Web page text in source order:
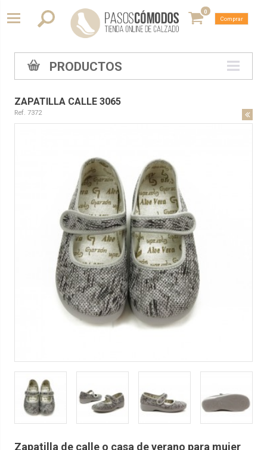
0
Comprar
PRODUCTOS
ZAPATILLA CALLE 3065
Ref. 7372
Zapatilla de calle o casa de verano para mujer